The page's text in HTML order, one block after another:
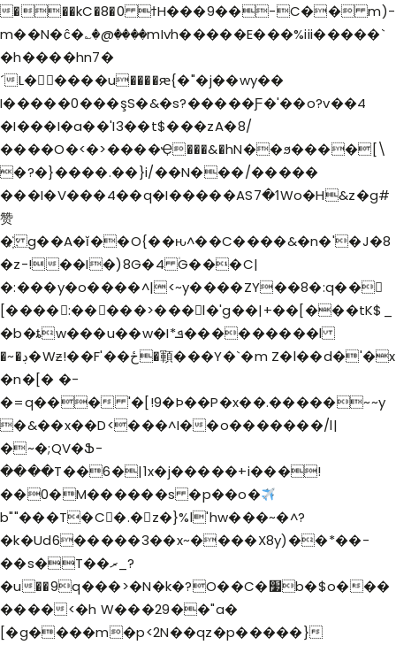
���kC�8�0 ϯH���9��-C�� m)-
m��N�ĉ�؎�@����mIvh�����E���%iii�����`
�h����hn7�
´L�����u����ԙ{�"�j��wy��
I�����0���şS�&�s?�����Ƒ�'��o?v��4
�I���I�a��'I3��t$���zA�8/
����O�<�>����Ҿ���&�hN��ϧ����[\
�?�}����.��}i/��N���/�����
���I�V���4��q�I�����ASߗ�7Wo�H&z�g#
赞
�҉ g��A�ĭ��O{��ԋ^��C����&�n�'�J�8
�z-!��I�)8G�4 ۠G���C|
�:���y�o����^|<~y����ZY��8�:q��𫘉
[����:�����>���l�'g��|+��[���tK$_
�b�ȶw���u��w�I*ܦ���������l
�~�ڊ�Wƶ!��F'��ځ�顐���Y�`�m Z�l��d�'�x
�n�[� �-
�=q��� '�[!9�Þ��P�x��.�����~~y
�&��x��D<���^I��o�������/l|
�~�;QV�Ֆ-
����T��6�|1x�j�����+i���!
��0�M������s �p��o�
b""���T�C�.�z�}%l'hw���~�^?
�k�Ud6�����3��x~����X8y)��*��-
��s�T��ރ_?
�u��9؜q���>�N�k�?O��C�׷b�$o���
����<�h W���29��"a�
[�g����m�p<2N��qz�p�����}
HOME
HOLY MISSION
EVENTS
DONATION